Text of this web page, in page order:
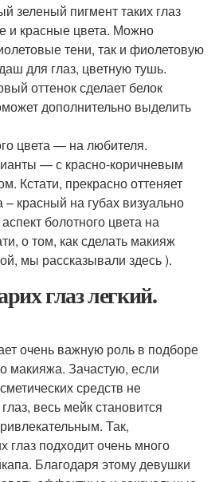
зеленый пигмент таких глаз
и красные цвета. Можно
тени, так и фиолетовую
для глаз, цветную тушь.
оттенок сделает белок
дополнительно выделить
цвета — на любителя.
— с красно-коричневым
Кстати, прекрасно оттеняет
красный на губах визуально
болотного цвета на
о том, как сделать макияж
мы рассказывали здесь ).
глаз легкий.
очень важную роль в подборе
макияжа. Зачастую, если
средств не
весь мейк становится
Так,
глаз подходит очень много
Благодаря этому девушки